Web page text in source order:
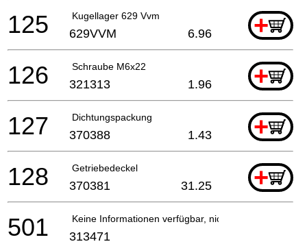
Kugellager 629 Vvm +
125 629VVM 6.96
Schraube M6x22 +
126 321313 1.96
Dichtungspackung +
127 370388 1.43
Getriebedeckel +
128 370381 31.25
Keine Informationen verfügbar, nicht bestellbar
501 313471